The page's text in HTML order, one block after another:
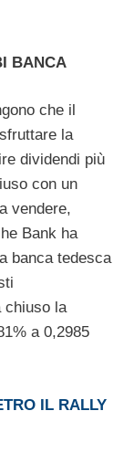
BANCA
che il
la
dividendi più
con un
vendere,
Bank ha
banca tedesca
chiuso la
a 0,2985
IL RALLY